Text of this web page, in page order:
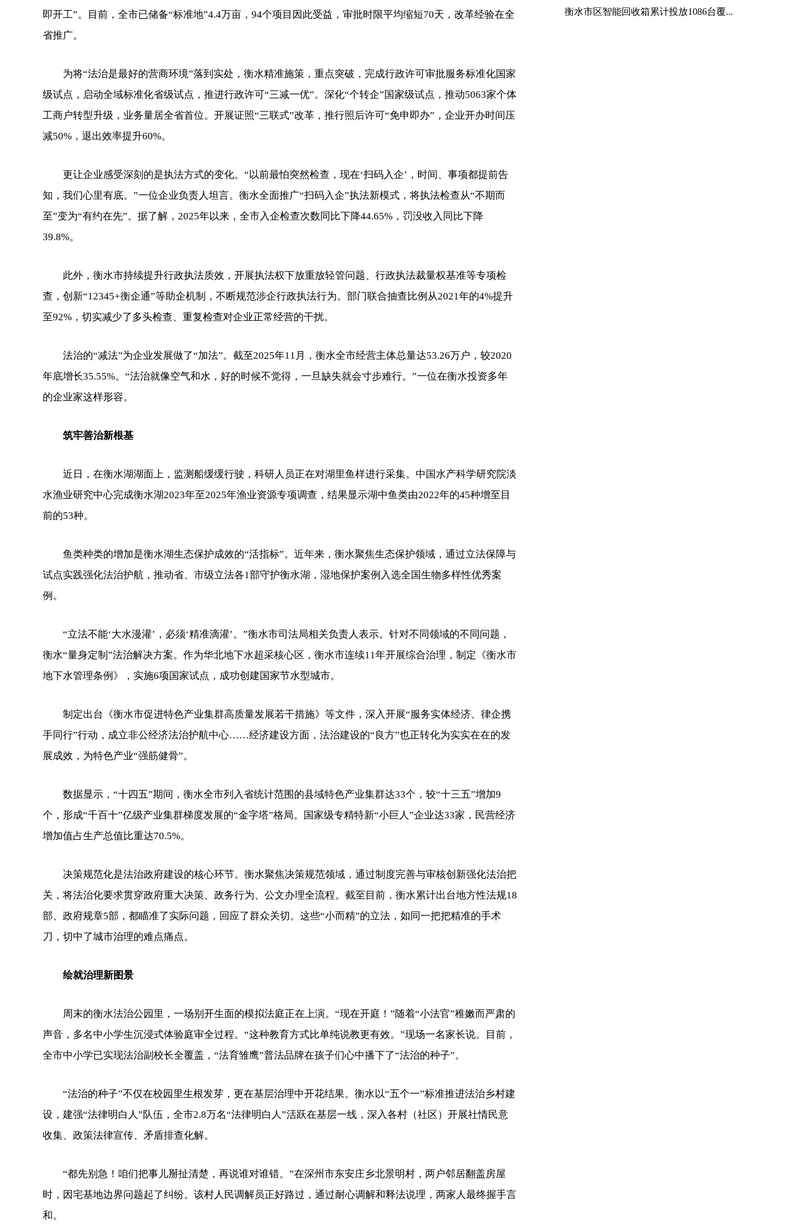
即开工”。目前，全市已储备“标准地”4.4万亩，94个项目因此受益，审批时限平均缩短70天，改革经验在全
省推广。
为将“法治是最好的营商环境”落到实处，衡水精准施策，重点突破，完成行政许可审批服务标准化国家
级试点，启动全域标准化省级试点，推进行政许可“三减一优”。深化“个转企”国家级试点，推动5063家个体
工商户转型升级，业务量居全省首位。开展证照“三联式”改革，推行照后许可“免申即办”，企业开办时间压
减50%，退出效率提升60%。
更让企业感受深刻的是执法方式的变化。“以前最怕突然检查，现在‘扫码入企’，时间、事项都提前告
知，我们心里有底。”一位企业负责人坦言。衡水全面推广“扫码入企”执法新模式，将执法检查从“不期而
至”变为“有约在先”。据了解，2025年以来，全市入企检查次数同比下降44.65%，罚没收入同比下降
39.8%。
此外，衡水市持续提升行政执法质效，开展执法权下放重放轻管问题、行政执法裁量权基准等专项检
查，创新“12345+衡企通”等助企机制，不断规范涉企行政执法行为。部门联合抽查比例从2021年的4%提升
至92%，切实减少了多头检查、重复检查对企业正常经营的干扰。
法治的“减法”为企业发展做了“加法”。截至2025年11月，衡水全市经营主体总量达53.26万户，较2020
年底增长35.55%。“法治就像空气和水，好的时候不觉得，一旦缺失就会寸步难行。”一位在衡水投资多年
的企业家这样形容。
筑牢善治新根基
近日，在衡水湖湖面上，监测船缓缓行驶，科研人员正在对湖里鱼样进行采集。中国水产科学研究院淡
水渔业研究中心完成衡水湖2023年至2025年渔业资源专项调查，结果显示湖中鱼类由2022年的45种增至目
前的53种。
鱼类种类的增加是衡水湖生态保护成效的“活指标”。近年来，衡水聚焦生态保护领域，通过立法保障与
试点实践强化法治护航，推动省、市级立法各1部守护衡水湖，湿地保护案例入选全国生物多样性优秀案
例。
“立法不能‘大水漫灌’，必须‘精准滴灌’。”衡水市司法局相关负责人表示。针对不同领域的不同问题，
衡水“量身定制”法治解决方案。作为华北地下水超采核心区，衡水市连续11年开展综合治理，制定《衡水市
地下水管理条例》，实施6项国家试点，成功创建国家节水型城市。
制定出台《衡水市促进特色产业集群高质量发展若干措施》等文件，深入开展“服务实体经济、律企携
手同行”行动，成立非公经济法治护航中心……经济建设方面，法治建设的“良方”也正转化为实实在在的发
展成效，为特色产业“强筋健骨”。
数据显示，“十四五”期间，衡水全市列入省统计范围的县域特色产业集群达33个，较“十三五”增加9
个，形成“千百十”亿级产业集群梯度发展的“金字塔”格局。国家级专精特新“小巨人”企业达33家，民营经济
增加值占生产总值比重达70.5%。
决策规范化是法治政府建设的核心环节。衡水聚焦决策规范领域，通过制度完善与审核创新强化法治把
关，将法治化要求贯穿政府重大决策、政务行为、公文办理全流程。截至目前，衡水累计出台地方性法规18
部、政府规章5部，都瞄准了实际问题，回应了群众关切。这些“小而精”的立法，如同一把把精准的手术
刀，切中了城市治理的难点痛点。
绘就治理新图景
周末的衡水法治公园里，一场别开生面的模拟法庭正在上演。“现在开庭！”随着“小法官”稚嫩而严肃的
声音，多名中小学生沉浸式体验庭审全过程。“这种教育方式比单纯说教更有效。”现场一名家长说。目前，
全市中小学已实现法治副校长全覆盖，“法育雏鹰”普法品牌在孩子们心中播下了“法治的种子”。
“法治的种子”不仅在校园里生根发芽，更在基层治理中开花结果。衡水以“五个一”标准推进法治乡村建
设，建强“法律明白人”队伍，全市2.8万名“法律明白人”活跃在基层一线，深入各村（社区）开展社情民意
收集、政策法律宣传、矛盾排查化解。
“都先别急！咱们把事儿掰扯清楚，再说谁对谁错。”在深州市东安庄乡北景明村，两户邻居翻盖房屋
时，因宅基地边界问题起了纠纷。该村人民调解员正好路过，通过耐心调解和释法说理，两家人最终握手言
和。
衡水市区智能回收箱累计投放1086台覆...